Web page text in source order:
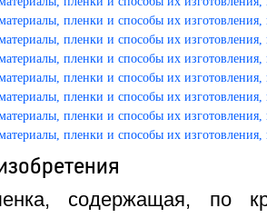
содержащая, по